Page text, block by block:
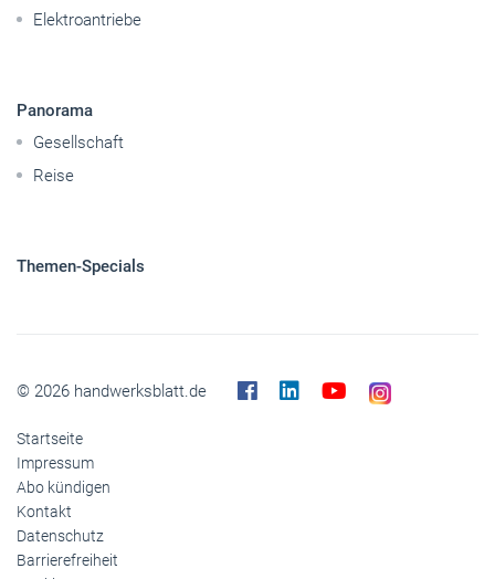
Elektroantriebe
Panorama
Gesellschaft
Reise
Themen-Specials
© 2026 handwerksblatt.de
Startseite
Impressum
Abo kündigen
Kontakt
Datenschutz
Barrierefreiheit